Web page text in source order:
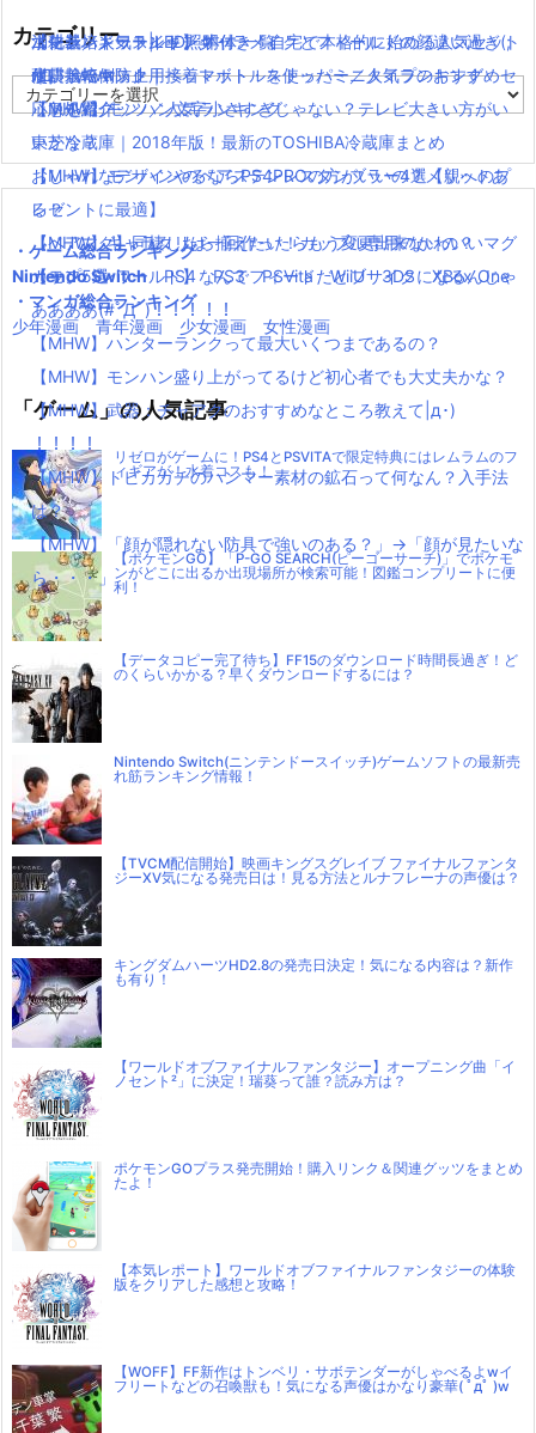
【モンハンワールド】キャラメイクとフィールドの顔違い過ぎ(;
´Д｀)www
【MHW】モンハン文字小さすぎじゃない？テレビ大きい方がい
いかな？
【MHW】モンハンやるならPS4PROの方がいいの？メリットあ
る？
【MHW】キャラクリは一回作ったらもう変更出来ないの？
【モンハンワールド】なんでフィードだとブサイクになるんじゃ
ああああ(#ﾟДﾟ)！！！！！
【MHW】ハンターランクって最大いくつまであるの？
【MHW】モンハン盛り上がってるけど初心者でも大丈夫かな？
【MHW】武器：チャアクのおすすめなところ教えて|д･)
！！！！
【MHW】トビカガチのハンマー素材の鉱石って何なん？入手法
は？
【MHW】「顔が隠れない防具で強いのある？」→「顔が見たいな
ら・・・」
水耕栽培キット|LED照明付き！自宅で本格的に始める人気セット
水耕栽培キット｜ペットボトルを使ったミニタイプのおすすめセ
ットを紹介
東芝冷蔵庫｜2018年版！最新のTOSHIBA冷蔵庫まとめ
おしゃれなデザインのペアステンレスタンブラー4選【親へのプ
レゼントに最適】
【ペアマグ】同棲したら揃えたい！カップル専用のかわいいマグ
カップ5選
ニンテンドースイッチ 本体 一覧
使い捨てマスク
消化器／人気ランキング
耐震・転倒防止用接着マット・ストッパー／人気ランキング
応急処置グッツ／人気ランキング
カテゴリー
テ
リ
ー
・ゲーム総合ランキング
Nintendo Switch
PS4 PS3 PSVita WiiU 3DS
XBox One
・マンガ総合ランキング
少年漫画
青年漫画 少女漫画 女性漫画
「ゲーム」の人気記事
リゼロがゲームに！PS4とPSVITAで限定特典にはレムラムのフ
ィギアが！水着コスも！
【ポケモンGO】「P-GO SEARCH(ピーゴーサーチ)」でポケモ
ンがどこに出るか出現場所が検索可能！図鑑コンプリートに便
利！
【データコピー完了待ち】FF15のダウンロード時間長過ぎ！ど
のくらいかかる？早くダウンロードするには？
Nintendo Switch(ニンテンドースイッチ)ゲームソフトの最新売
れ筋ランキング情報！
【TVCM配信開始】映画キングスグレイブ ファイナルファンタ
ジーXV気になる発売日は！見る方法とルナフレーナの声優は？
キングダムハーツHD2.8の発売日決定！気になる内容は？新作
も有り！
【ワールドオブファイナルファンタジー】オープニング曲「イ
ノセント²」に決定！瑞葵って誰？読み方は？
ポケモンGOプラス発売開始！購入リンク＆関連グッツをまとめ
たよ！
【本気レポート】ワールドオブファイナルファンタジーの体験
版をクリアした感想と攻略！
【WOFF】FF新作はトンベリ・サボテンダーがしゃべるよwイ
フリートなどの召喚獣も！気になる声優はかなり豪華( ﾟдﾟ )w